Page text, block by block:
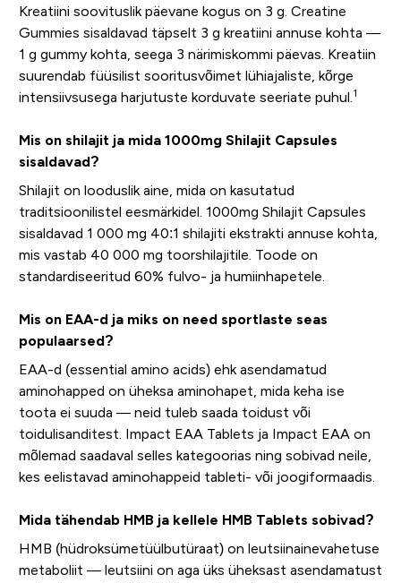
Kreatiini soovituslik päevane kogus on 3 g. Creatine
Gummies sisaldavad täpselt 3 g kreatiini annuse kohta —
1 g gummy kohta, seega 3 närimiskommi päevas. Kreatiin
suurendab füüsilist sooritusvõimet lühiajaliste, kõrge
intensiivsusega harjutuste korduvate seeriate puhul. 1
Mis on shilajit ja mida 1000mg Shilajit Capsules
sisaldavad?
Shilajit on looduslik aine, mida on kasutatud
traditsioonilistel eesmärkidel. 1000mg Shilajit Capsules
sisaldavad 1 000 mg 40:1 shilajiti ekstrakti annuse kohta,
mis vastab 40 000 mg toorshilajitile. Toode on
standardiseeritud 60% fulvo- ja humiinhapetele.
Mis on EAA-d ja miks on need sportlaste seas
populaarsed?
EAA-d (essential amino acids) ehk asendamatud
aminohapped on üheksa aminohapet, mida keha ise
toota ei suuda — neid tuleb saada toidust või
toidulisanditest. Impact EAA Tablets ja Impact EAA on
mõlemad saadaval selles kategoorias ning sobivad neile,
kes eelistavad aminohappeid tableti- või joogiformaadis.
Mida tähendab HMB ja kellele HMB Tablets sobivad?
HMB (hüdroksümetüülbutüraat) on leutsiinainevahetuse
metaboliit — leutsiini on aga üks üheksast asendamatust